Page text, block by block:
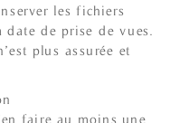
les fichiers
date de prise de vues.
plus assurée et
faire au moins une